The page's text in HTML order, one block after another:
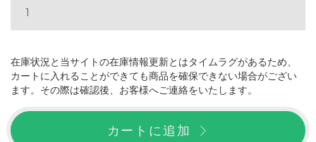
在庫状況と当サイトの在庫情報更新とはタイムラグがあるため、
カートに入れることができても商品を確保できない場合がござい
ます。その際は確認後、お客様へご連絡をいたします。
カートに追加